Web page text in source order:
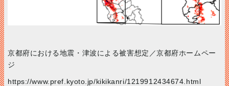
京都府における地震・津波による被害想定／京都府ホームペー
ジ
https://www.pref.kyoto.jp/kikikanri/1219912434674.html